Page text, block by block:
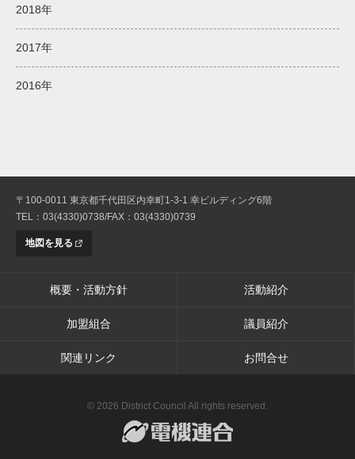
2018年
2017年
2016年
〒100-0011 東京都千代田区内幸町1-3-1 幸ビルディング6階
TEL：03(4330)0738/FAX：03(4330)0739
地図を見る
概要・活動方針 活動紹介
加盟組合 議員紹介
関連リンク お問合せ
© 2026 District Council All rights reserved.